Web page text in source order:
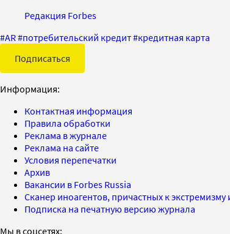
Редакция Forbes
#AR#потребительский кредит#кредитная карта
Подписаться
Информация:
Контактная информация
Правила обработки
Реклама в журнале
Реклама на сайте
Условия перепечатки
Архив
Вакансии в Forbes Russia
Сканер иноагентов, причастных к
Подписка на печатную версию журнала
Мы в соцсетях: